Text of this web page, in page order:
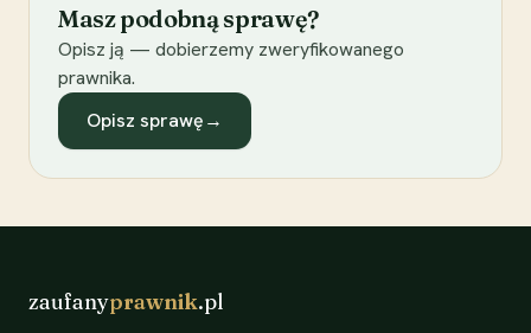
Masz podobną sprawę?
Opisz ją — dobierzemy zweryfikowanego
prawnika.
Opisz sprawę→
zaufanyprawnik.pl